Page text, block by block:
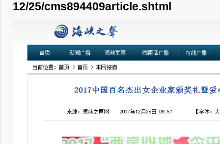
12/25/cms894409article.shtml